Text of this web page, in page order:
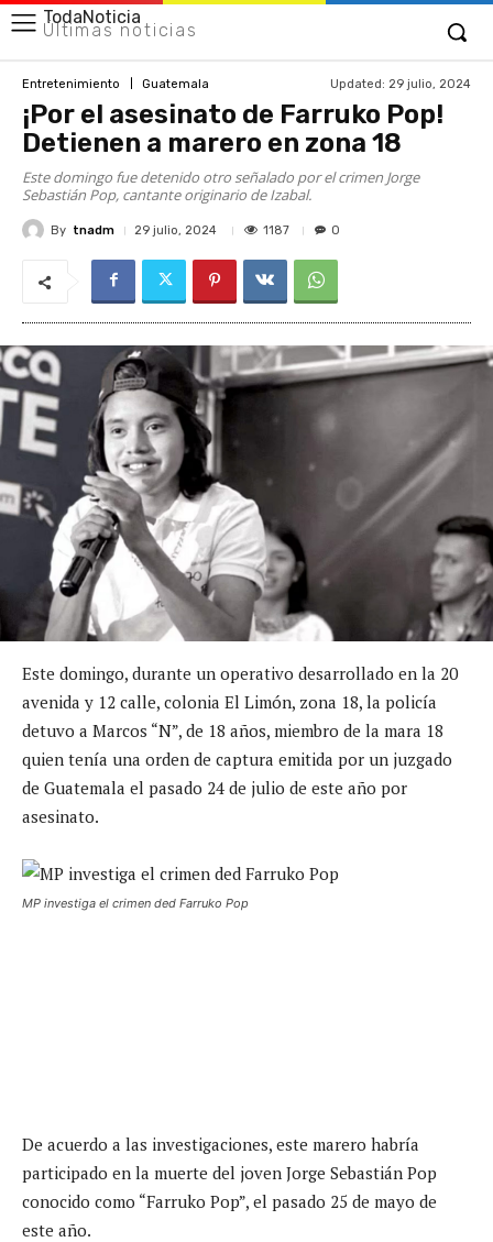
TodaNoticia
Últimas noticias
Entretenimiento Guatemala Updated: 29 julio, 2024
¡Por el asesinato de Farruko Pop!
Detienen a marero en zona 18
Este domingo fue detenido otro señalado por el crimen Jorge
Sebastián Pop, cantante originario de Izabal.
By tnadm 29 julio, 2024 1187 0
Este domingo, durante un operativo desarrollado en la 20
avenida y 12 calle, colonia El Limón, zona 18, la policía
detuvo a Marcos “N”, de 18 años, miembro de la mara 18
quien tenía una orden de captura emitida por un juzgado
de Guatemala el pasado 24 de julio de este año por
asesinato.
MP investiga el crimen ded Farruko Pop
De acuerdo a las investigaciones, este marero habría
participado en la muerte del joven Jorge Sebastián Pop
conocido como “Farruko Pop”, el pasado 25 de mayo de
este año.